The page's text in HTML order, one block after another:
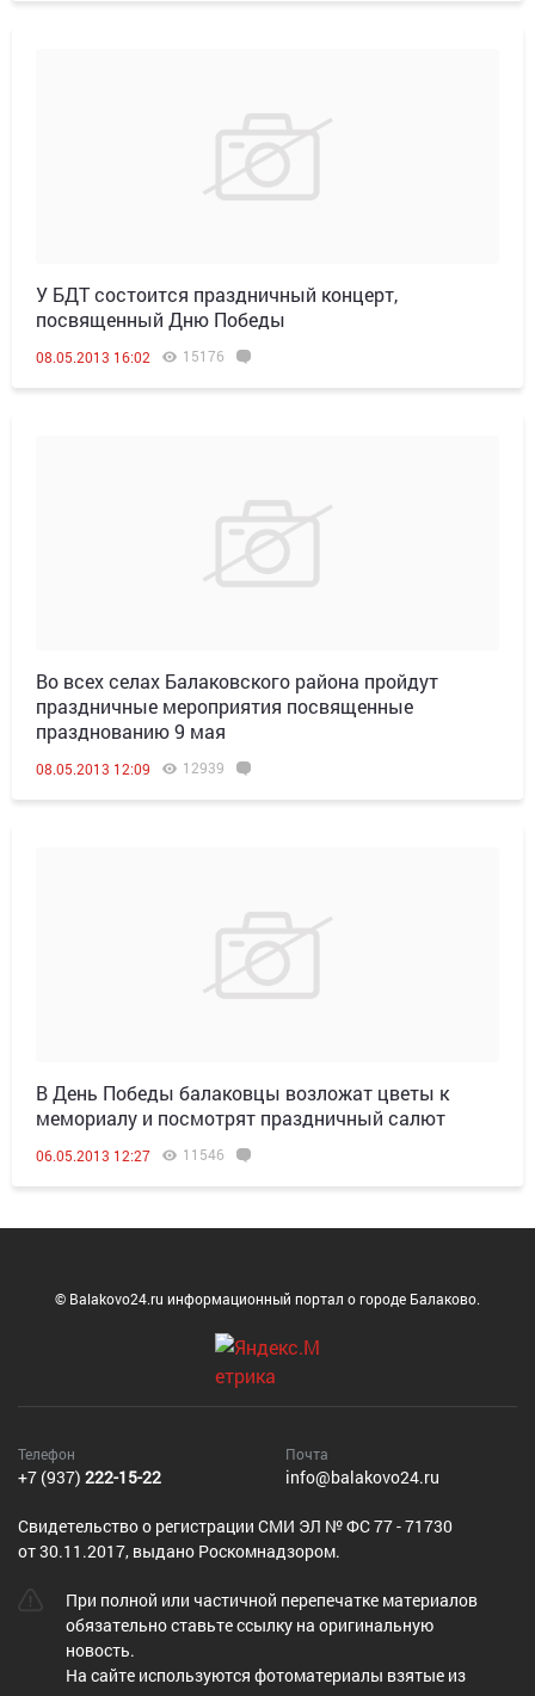
У БДТ состоится праздничный концерт,
посвященный Дню Победы
08.05.2013 16:02 15176
Во всех селах Балаковского района пройдут
праздничные мероприятия посвященные
празднованию 9 мая
08.05.2013 12:09 12939
В День Победы балаковцы возложат цветы к
мемориалу и посмотрят праздничный салют
06.05.2013 12:27 11546
© Balakovo24.ru информационный портал о городе Балаково.
Телефон
+7 (937) 222-15-22
Почта
info@balakovo24.ru
Cвидетельство о регистрации СМИ ЭЛ № ФС 77 - 71730
от 30.11.2017, выдано Роскомнадзором.
При полной или частичной перепечатке материалов
обязательно ставьте ссылку на оригинальную
новость.
На сайте используются фотоматериалы взятые из